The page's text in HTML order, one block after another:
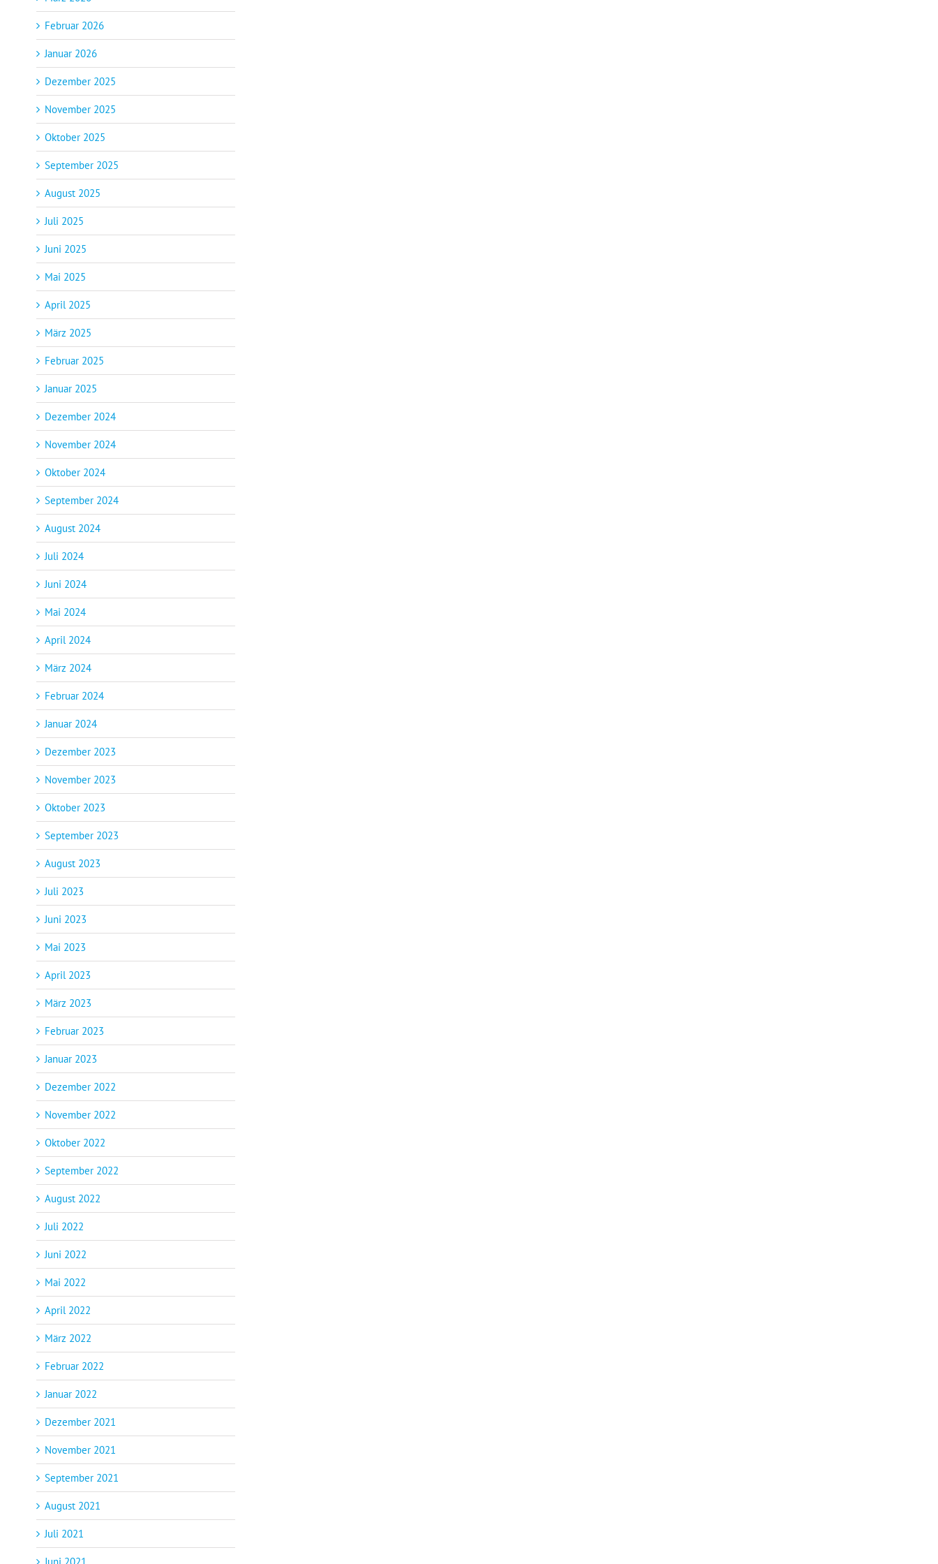
Februar 2026
Januar 2026
Dezember 2025
November 2025
Oktober 2025
September 2025
August 2025
Juli 2025
Juni 2025
Mai 2025
April 2025
März 2025
Februar 2025
Januar 2025
Dezember 2024
November 2024
Oktober 2024
September 2024
August 2024
Juli 2024
Juni 2024
Mai 2024
April 2024
März 2024
Februar 2024
Januar 2024
Dezember 2023
November 2023
Oktober 2023
September 2023
August 2023
Juli 2023
Juni 2023
Mai 2023
April 2023
März 2023
Februar 2023
Januar 2023
Dezember 2022
November 2022
Oktober 2022
September 2022
August 2022
Juli 2022
Juni 2022
Mai 2022
April 2022
März 2022
Februar 2022
Januar 2022
Dezember 2021
November 2021
September 2021
August 2021
Juli 2021